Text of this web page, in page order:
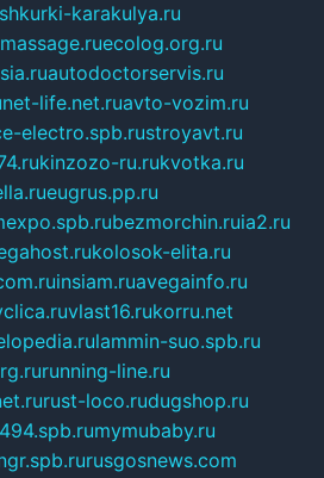
shkurki-karakulya.ru
ecolog.org.ru
autodoctorservis.ru
net-life.net.ruavto-vozim.ru
electro.spb.rustroyavt.ru
kinzozo-ru.rukvotka.ru
eugrus.pp.ru
bezmorchin.ruia2.ru
kolosok-elita.ru
insiam.ruavegainfo.ru
vlast16.rukorru.net
lammin-suo.spb.ru
running-line.ru
rust-loco.rudugshop.ru
mymubaby.ru
rusgosnews.com